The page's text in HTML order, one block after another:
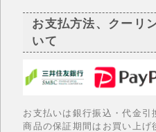
お支払方法、クーリ
いて
お支払いは銀行振込・代金
商品の保証期間はお買い上